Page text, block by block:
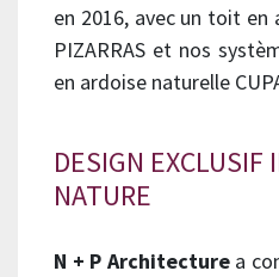
en 2016, avec un toit en
PIZARRAS et nos
en ardoise naturelle
DESIGN EXCLUSIF
NATURE
N + P Architecturea